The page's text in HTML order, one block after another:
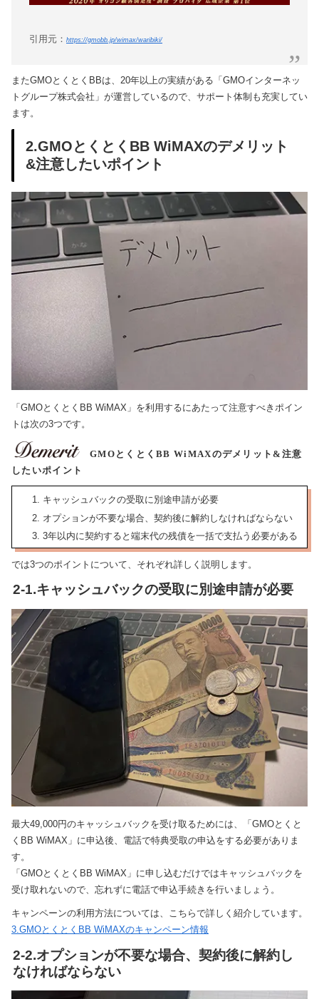
引用元： https://gmobb.jp/wimax/waribiki/
またGMOとくとくBBは、20年以上の実績がある「GMOインターネッ
トグループ株式会社」が運営しているので、サポート体制も充実してい
ます。
2.GMOとくとくBB WiMAXのデメリット
&注意したいポイント
「GMOとくとくBB WiMAX」を利用するにあたって注意すべきポイン
トは次の3つです。
GMOとくとくBB WiMAXのデメリット&注意
したいポイント
キャッシュバックの受取に別途申請が必要
オプションが不要な場合、契約後に解約しなければならない
3年以内に契約すると端末代の残債を一括で支払う必要がある
では3つのポイントについて、それぞれ詳しく説明します。
2-1.キャッシュバックの受取に別途申請が必要
最大49,000円のキャッシュバックを受け取るためには、「GMOとくと
くBB WiMAX」に申込後、電話で特典受取の申込をする必要がありま
す。
「GMOとくとくBB WiMAX」に申し込むだけではキャッシュバックを
受け取れないので、忘れずに電話で申込手続きを行いましょう。
キャンペーンの利用方法については、こちらで詳しく紹介しています。
3.GMOとくとくBB WiMAXのキャンペーン情報
2-2.オプションが不要な場合、契約後に解約し
なければならない